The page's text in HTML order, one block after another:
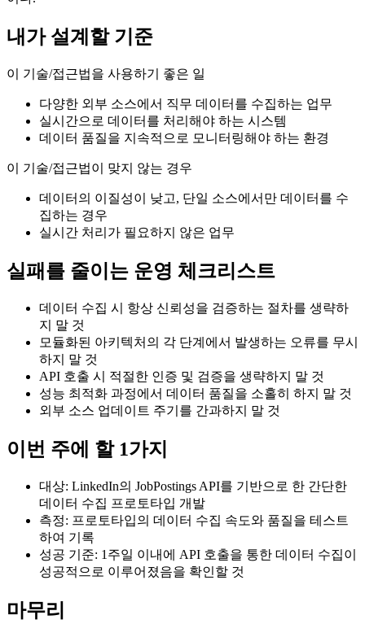
내가 설계할 기준
이 기술/접근법을 사용하기 좋은 일
다양한 외부 소스에서 직무 데이터를 수집하는 업무
실시간으로 데이터를 처리해야 하는 시스템
데이터 품질을 지속적으로 모니터링해야 하는 환경
이 기술/접근법이 맞지 않는 경우
데이터의 이질성이 낮고, 단일 소스에서만 데이터를 수
집하는 경우
실시간 처리가 필요하지 않은 업무
실패를 줄이는 운영 체크리스트
데이터 수집 시 항상 신뢰성을 검증하는 절차를 생략하
지 말 것
모듈화된 아키텍처의 각 단계에서 발생하는 오류를 무시
하지 말 것
API 호출 시 적절한 인증 및 검증을 생략하지 말 것
성능 최적화 과정에서 데이터 품질을 소홀히 하지 말 것
외부 소스 업데이트 주기를 간과하지 말 것
이번 주에 할 1가지
대상: LinkedIn의 JobPostings API를 기반으로 한 간단한
데이터 수집 프로토타입 개발
측정: 프로토타입의 데이터 수집 속도와 품질을 테스트
하여 기록
성공 기준: 1주일 이내에 API 호출을 통한 데이터 수집이
성공적으로 이루어졌음을 확인할 것
마무리